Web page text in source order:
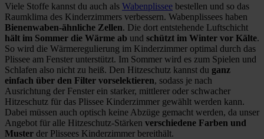
Viele Stoffe kannst du auch als Wabenplissee bestellen und so das
Raumklima des Kinderzimmers verbessern. Wabenplissees haben
Bienenwaben-ähnliche Zellen. Die dort entstehende Luftschicht
hält im Sommer die Wärme ab und schützt im Winter vor Kälte.
So wird die Wärmeregulierung im Kinderzimmer optimal durch das
Plissee am Fenster unterstützt. Im Sommer wird es zum Spielen und
Schlafen also nicht zu heiß. Den Hitzeschutz kannst du ganz
einfach über den Filter vorselektieren, sodass je nach
Ausrichtung der Fenster ein starker, mittlerer oder schwacher
Hitzeschutz für das Plissee Kinderzimmer gewählt werden kann.
Dabei müssen auch optisch keine Abzüge gemacht werden, da unser
Angebot für alle Hitzeschutz-Stärken verschiedene Farben und
Muster der Plissees Kinderzimmer bereithält.